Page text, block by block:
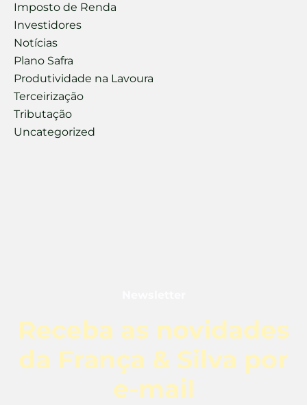
Imposto de Renda
Investidores
Notícias
Plano Safra
Produtividade na Lavoura
Terceirização
Tributação
Uncategorized
Receba as novidades
da França & Silva por
e-mail